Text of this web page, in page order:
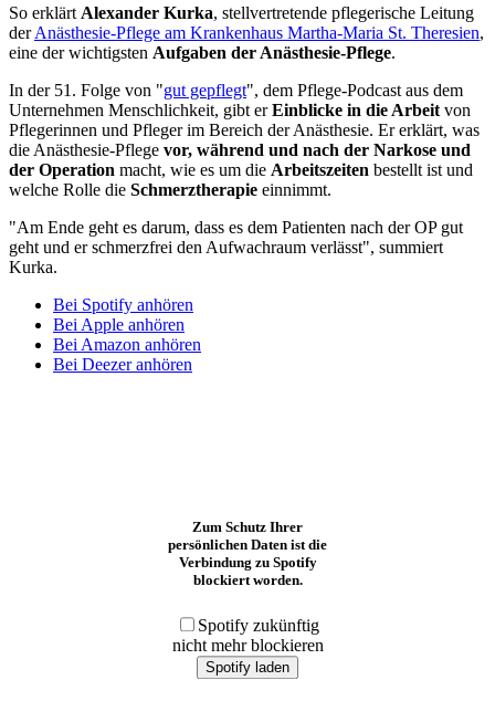
So erklärt Alexander Kurka, stellvertretende pflegerische Leitung
derAnästhesie-Pflege am Krankenhaus Martha-Maria St. Theresien,
eine der wichtigsten Aufgaben der Anästhesie-Pflege.
In der 51. Folge von "gut gepflegt", dem Pflege-Podcast aus dem
Unternehmen Menschlichkeit, gibt erEinblicke in die Arbeit von
Pflegerinnen und Pfleger im Bereich der Anästhesie. Er erklärt, was
die Anästhesie-Pflege vor, während und nach der Narkose und
der Operation macht, wie es um die Arbeitszeiten bestellt ist und
welche Rolle die Schmerztherapie einnimmt.
"Am Ende geht es darum, dass es dem Patienten nach der OP gut
geht und er schmerzfrei den Aufwachraum verlässt", summiert
Kurka.
Bei Spotify anhören
Bei Apple anhören
Bei Amazon anhören
Bei Deezer anhören
Zum Schutz Ihrer
persönlichen Daten ist die
Verbindung zu Spotify
blockiert worden.
Spotify zukünftig
nicht mehr blockieren
Spotify laden